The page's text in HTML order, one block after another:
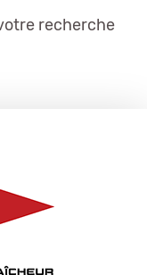
recherche